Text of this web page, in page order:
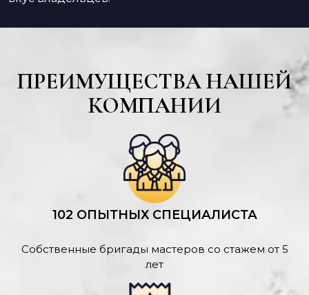
ПРЕИМУЩЕСТВА НАШЕЙ
КОМПАНИИ
102 ОПЫТНЫХ СПЕЦИАЛИСТА
Собственные бригады мастеров со стажем от 5
лет